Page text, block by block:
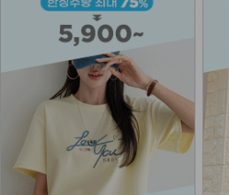
DM51-BG-03/블랙 포인트 숄더 백
42,900
DM23-AC-10/클립 체인 팔찌
12,900